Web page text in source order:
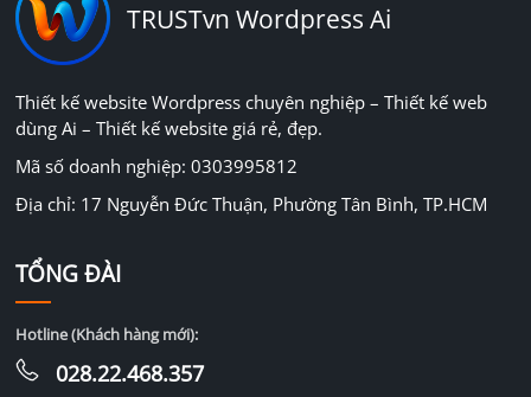
TRUSTvn Wordpress Ai
Thiết kế website Wordpress chuyên nghiệp – Thiết kế web
dùng Ai – Thiết kế website giá rẻ, đẹp.
Mã số doanh nghiệp: 0303995812
Địa chỉ: 17 Nguyễn Đức Thuận, Phường Tân Bình, TP.HCM
TỔNG ĐÀI
Hotline (Khách hàng mới):
028.22.468.357